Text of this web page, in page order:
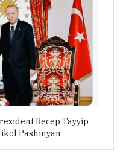
Recep Tayyip
Pashinyan